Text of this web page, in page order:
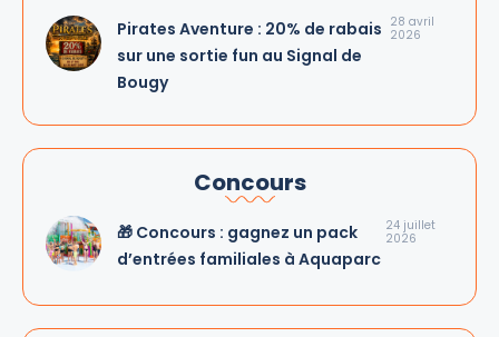
Pirates Aventure : 20% de rabais
sur une sortie fun au Signal de
Bougy
28 avril
2026
Concours
🎁 Concours : gagnez un pack
d’entrées familiales à Aquaparc
24 juillet
2026